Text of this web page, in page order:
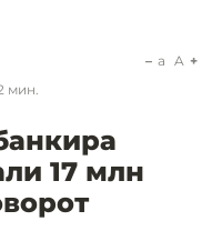
мин.
a A
17 млн